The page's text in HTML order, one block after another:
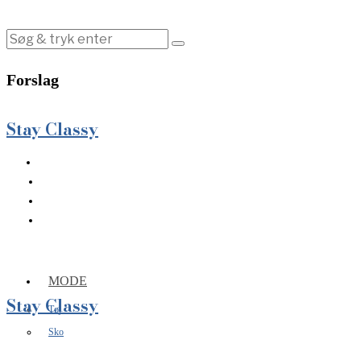
Forslag
Stay Classy
MODE
Tøj
Sko
Stay Classy